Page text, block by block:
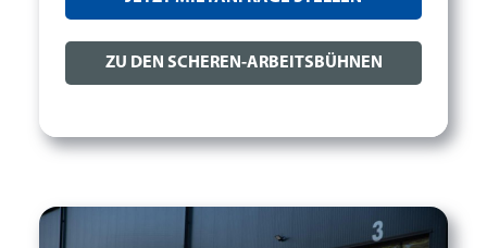
ZU DEN SCHEREN-ARBEITSBÜHNEN